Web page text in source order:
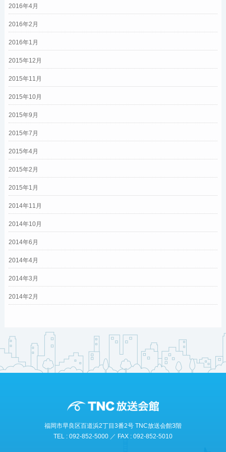
2016年4月
2016年2月
2016年1月
2015年12月
2015年11月
2015年10月
2015年9月
2015年7月
2015年4月
2015年2月
2015年1月
2014年11月
2014年10月
2014年6月
2014年4月
2014年3月
2014年2月
福岡市早良区百道浜2丁目3番2号 TNC放送会館3階
TEL : 092-852-5000 ／ FAX : 092-852-5010